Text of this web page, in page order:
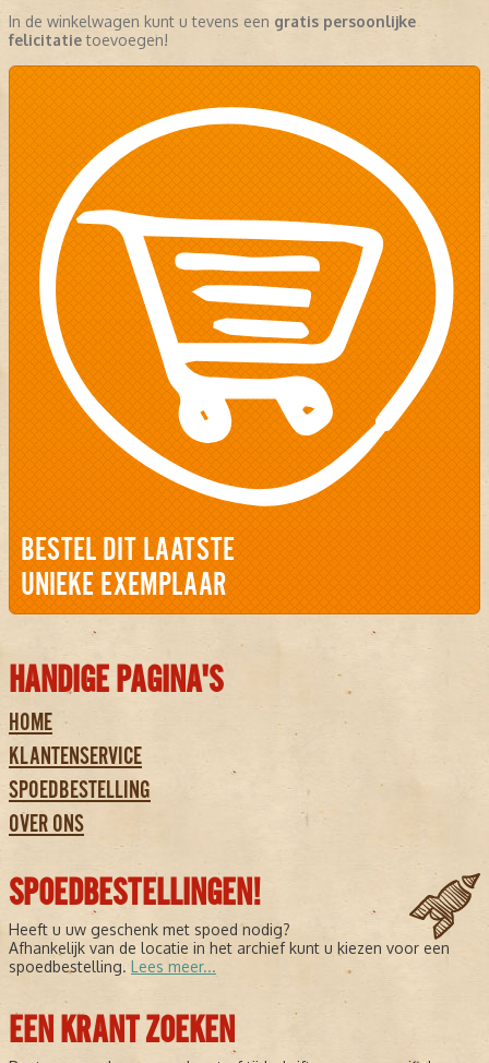
In de winkelwagen kunt u tevens een gratis persoonlijke
felicitatietoevoegen!
BESTEL DIT LAATSTE
UNIEKE EXEMPLAAR
HANDIGE PAGINA'S
HOME
KLANTENSERVICE
SPOEDBESTELLING
OVER ONS
SPOEDBESTELLINGEN!
Heeft u uw geschenk met spoed nodig?
Afhankelijk van de locatie in het archief kunt u kiezen voor een
spoedbestelling. Lees meer...
EEN KRANT ZOEKEN